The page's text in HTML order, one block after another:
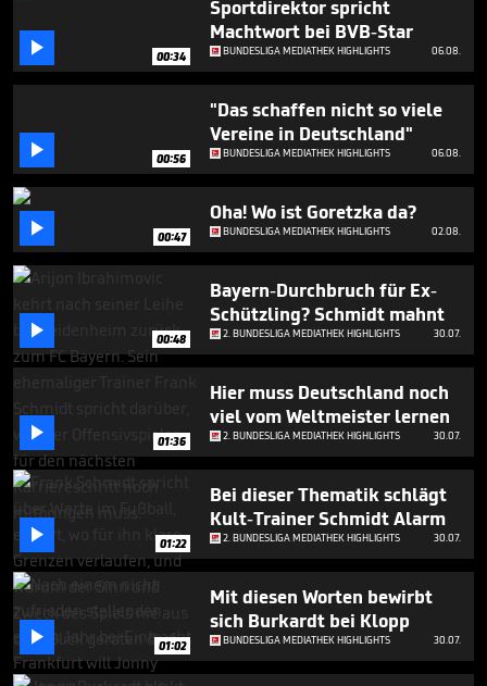
seconds
 00:34
Sportdirektor spricht
Machtwort bei BVB-Star
BUNDESLIGA MEDIATHEK HIGHLIGHTS 06.08.
 00:56
"Das schaffen nicht so viele
Vereine in Deutschland"
BUNDESLIGA MEDIATHEK HIGHLIGHTS 06.08.
 00:47
Oha! Wo ist Goretzka da?
BUNDESLIGA MEDIATHEK HIGHLIGHTS 02.08.
 00:48
Bayern-Durchbruch für Ex-
Schützling? Schmidt mahnt
2. BUNDESLIGA MEDIATHEK HIGHLIGHTS 30.07.
 01:36
Hier muss Deutschland noch
viel vom Weltmeister lernen
2. BUNDESLIGA MEDIATHEK HIGHLIGHTS 30.07.
 01:22
Bei dieser Thematik schlägt
Kult-Trainer Schmidt Alarm
2. BUNDESLIGA MEDIATHEK HIGHLIGHTS 30.07.
 01:02
Mit diesen Worten bewirbt
sich Burkardt bei Klopp
BUNDESLIGA MEDIATHEK HIGHLIGHTS 30.07.